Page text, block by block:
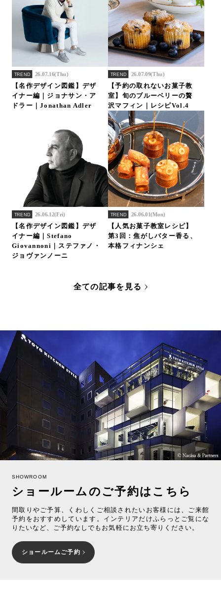
TREND 26.07.16(Thu)
【名作デザイン図鑑】デザ
イナー編｜ジョナサン・ア
ドラー｜Jonathan Adler
TREND 26.07.09(Thu)
【予約の取れないお菓子教
室】旬のブルーベリーの贅
沢マフィン｜レシピVol.4
TREND 26.06.12(Fri)
【名作デザイン図鑑】デザ
イナー編｜Stefano
Giovannoni｜ステファノ・
ジョヴァンノーニ
TREND 26.06.01(Mon)
【人気お菓子教室レシピ】
第3回：焦がしバター香る、
本格フィナンシェ
全ての記事を見る
SHOWROOM
ショールームのご予約はこちら
間取りやご予算、くわしくご相談されたいお客様には、ご来館
予約をおすすめしています。インテリアだけふらっとご覧にな
りたいなど、ご予約なしでもお気軽にお立ち寄りください。
ショールームご予約